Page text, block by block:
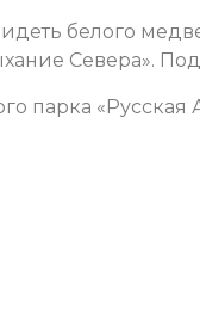
белого
Севера».
парка «Русская